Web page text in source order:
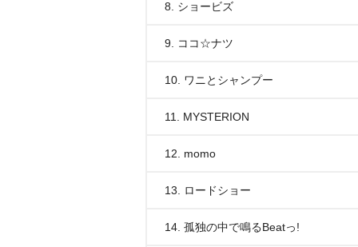
8. ショービズ
9. ココ☆ナツ
10. ワニとシャンプー
11. MYSTERION
12. momo
13. ロードショー
14. 孤独の中で鳴るBeatっ!